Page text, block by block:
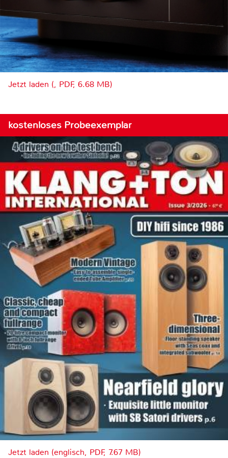
Jetzt laden (, PDF, 6.68 MB)
kostenloses Probeexemplar
Jetzt laden (englisch, PDF, 7.67 MB)